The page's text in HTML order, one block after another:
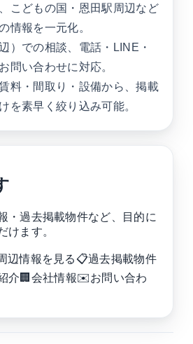
こどもの国・恩田駅周辺など
情報を一元化。
）での相談、電話・LINE・
問い合わせに対応。
料・間取り・設備から、掲載
を素早く絞り込み可能。
・過去掲載物件など、目的に
けます。
辺情報を見る 📋過去掲載物件
介 🏢 会社情報✉️お問い合わ